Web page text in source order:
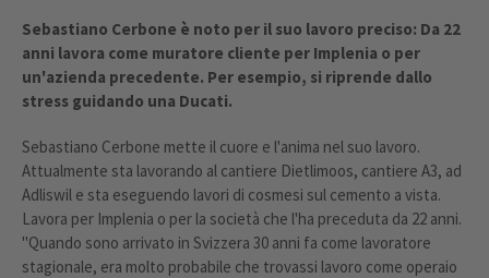
Sebastiano Cerbone è noto per il suo lavoro preciso: Da 22
anni lavora come muratore cliente per Implenia o per
un'azienda precedente. Per esempio, si riprende dallo
stress guidando una Ducati.
Sebastiano Cerbone mette il cuore e l'anima nel suo lavoro.
Attualmente sta lavorando al cantiere Dietlimoos, cantiere A3, ad
Adliswil e sta eseguendo lavori di cosmesi sul cemento a vista.
Lavora per Implenia o per la società che l'ha preceduta da 22 anni.
"Quando sono arrivato in Svizzera 30 anni fa come lavoratore
stagionale, era molto probabile che trovassi lavoro come operaio